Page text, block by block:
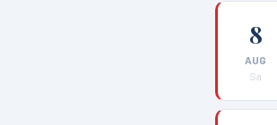
8
AUG
Sa